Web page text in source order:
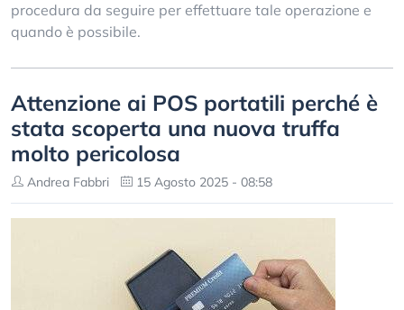
procedura da seguire per effettuare tale operazione e
quando è possibile.
Attenzione ai POS portatili perché è
stata scoperta una nuova truffa
molto pericolosa
Andrea Fabbri 15 Agosto 2025 - 08:58